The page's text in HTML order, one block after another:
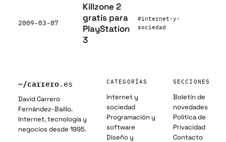
2009-03-07
Killzone 2
gratis para
PlayStation
3
#internet-y-
sociedad
~/carrero.es
David Carrero
Fernández-Baillo.
Internet, tecnología y
negocios desde 1995.
CATEGORÍAS
Internet y
sociedad
Programación y
software
Diseño y
SECCIONES
Boletín de
novedades
Política de
Privacidad
Contacto